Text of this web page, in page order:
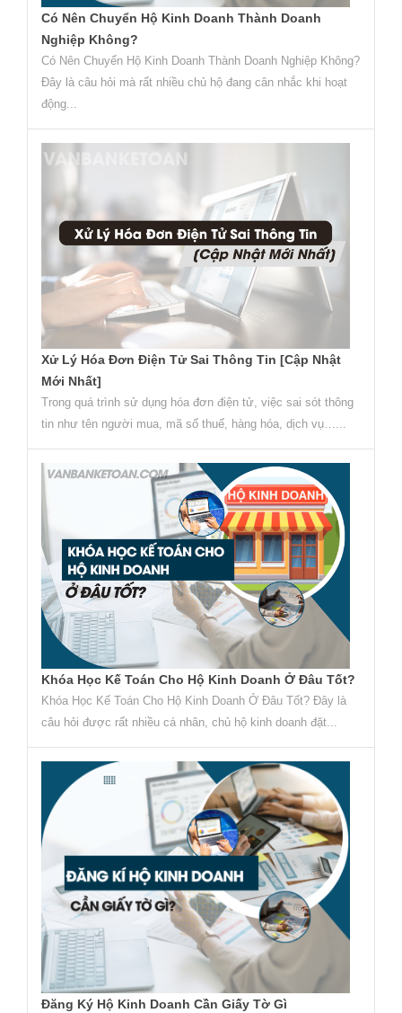
Có Nên Chuyển Hộ Kinh Doanh Thành Doanh
Nghiệp Không?
Có Nên Chuyển Hộ Kinh Doanh Thành Doanh Nghiệp Không?
Đây là câu hỏi mà rất nhiều chủ hộ đang cân nhắc khi hoạt
động...
Xử Lý Hóa Đơn Điện Tử Sai Thông Tin [Cập Nhật
Mới Nhất]
Trong quá trình sử dụng hóa đơn điện tử, việc sai sót thông
tin như tên người mua, mã số thuế, hàng hóa, dịch vụ…...
Khóa Học Kế Toán Cho Hộ Kinh Doanh Ở Đâu Tốt?
Khóa Học Kế Toán Cho Hộ Kinh Doanh Ở Đâu Tốt? Đây là
câu hỏi được rất nhiều cá nhân, chủ hộ kinh doanh đặt...
Đăng Ký Hộ Kinh Doanh Cần Giấy Tờ Gì